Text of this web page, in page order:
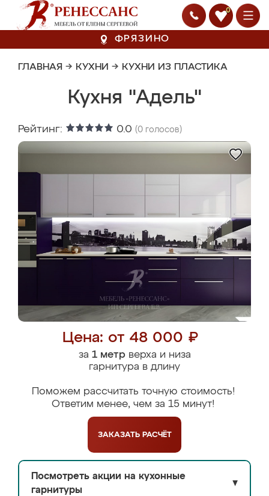
0
ФРЯЗИНО
ГЛАВНАЯ → КУХНИ → КУХНИ ИЗ ПЛАСТИКА
Кухня "Адель"
Рейтинг: 0.0 (0 голосов)
Цена: от 48 000 ₽
за 1 метрверха и низа
гарнитура в длину
Поможем рассчитать точную стоимость!
Ответим менее, чем за 15 минут!
ЗАКАЗАТЬ РАСЧЁТ
Посмотреть акции на кухонные
гарнитуры
▼